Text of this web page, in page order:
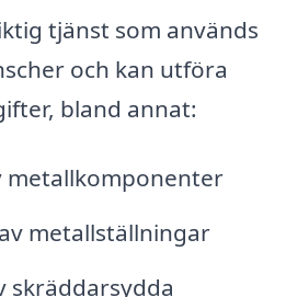
tjänst som används
och kan utföra
bland annat:
metallkomponenter
metallställningar
skräddarsydda